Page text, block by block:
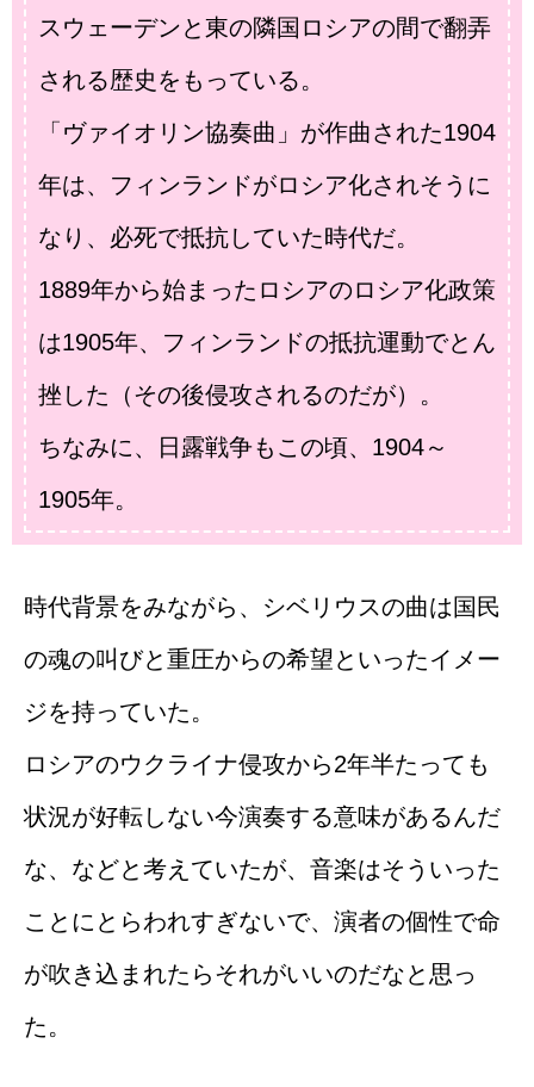
スウェーデンと東の隣国ロシアの間で翻弄
される歴史をもっている。
「ヴァイオリン協奏曲」が作曲された1904
年は、フィンランドがロシア化されそうに
なり、必死で抵抗していた時代だ。
1889年から始まったロシアのロシア化政策
は1905年、フィンランドの抵抗運動でとん
挫した（その後侵攻されるのだが）。
ちなみに、日露戦争もこの頃、1904～
1905年。
時代背景をみながら、シベリウスの曲は国民
の魂の叫びと重圧からの希望といったイメー
ジを持っていた。
ロシアのウクライナ侵攻から2年半たっても
状況が好転しない今演奏する意味があるんだ
な、などと考えていたが、音楽はそういった
ことにとらわれすぎないで、演者の個性で命
が吹き込まれたらそれがいいのだなと思っ
た。